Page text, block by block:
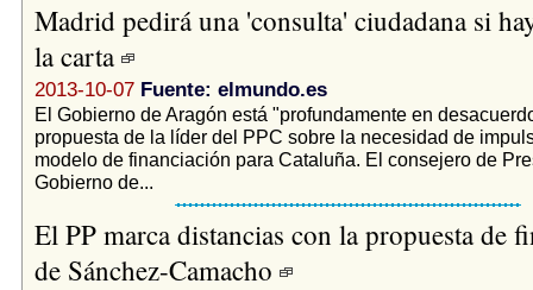
Madrid pedirá una 'consulta' ciudadana si
la carta
2013-10-07 Fuente: elmundo.es
El Gobierno de Aragón está "profundamente en
propuesta de la líder del PPC sobre la necesidad de
modelo de financiación para Cataluña. El consejero de
Gobierno de...
El PP marca distancias con la propuesta de
de Sánchez-Camacho